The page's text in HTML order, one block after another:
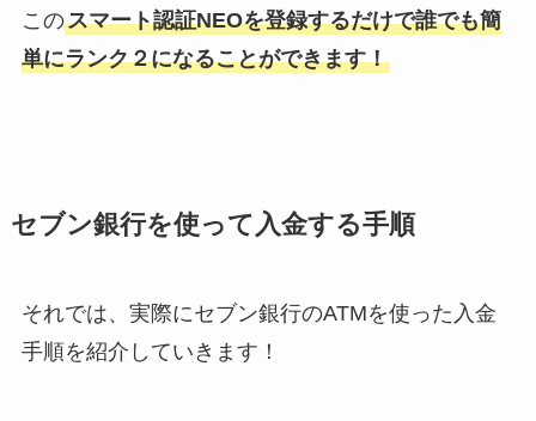
このスマート認証NEOを登録するだけで誰でも簡
単にランク２になることができます！
セブン銀行を使って入金する手順
それでは、実際にセブン銀行のATMを使った入金
手順を紹介していきます！